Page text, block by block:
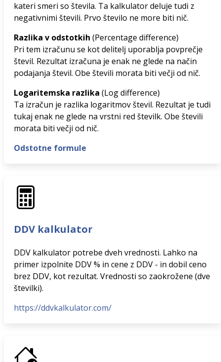
kateri smeri so števila. Ta kalkulator deluje tudi z
negativnimi števili. Prvo število ne more biti nič.
Razlika v odstotkih (Percentage difference)
Pri tem izračunu se kot delitelj uporablja povprečje
števil. Rezultat izračuna je enak ne glede na način
podajanja števil. Obe števili morata biti večji od nič.
Logaritemska razlika (Log difference)
Ta izračun je razlika logaritmov števil. Rezultat je tudi
tukaj enak ne glede na vrstni red številk. Obe števili
morata biti večji od nič.
Odstotne formule
DDV kalkulator
DDV kalkulator potrebe dveh vrednosti. Lahko na
primer izpolnite DDV % in cene z DDV - in dobil ceno
brez DDV, kot rezultat. Vrednosti so zaokrožene (dve
številki).
https://ddvkalkulator.com/